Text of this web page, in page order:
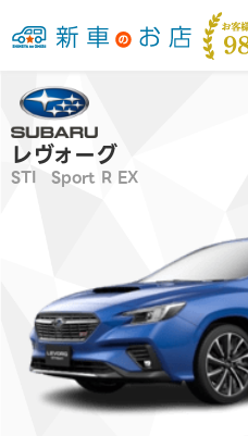
レヴォーグ
STI Sport R EX